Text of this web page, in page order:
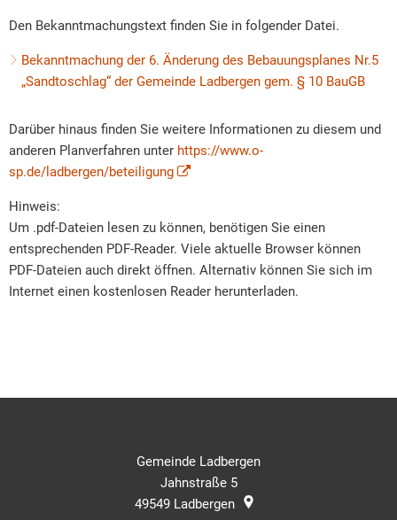
Den Bekanntmachungstext finden Sie in folgender Datei.
Bekanntmachung der 6. Änderung des Bebauungsplanes Nr.5
„Sandtoschlag“ der Gemeinde Ladbergen gem. § 10 BauGB
Darüber hinaus finden Sie weitere Informationen zu diesem und
anderen Planverfahren unter https://www.o-
sp.de/ladbergen/beteiligung
Hinweis:
Um .pdf-Dateien lesen zu können, benötigen Sie einen
entsprechenden PDF-Reader. Viele aktuelle Browser können
PDF-Dateien auch direkt öffnen. Alternativ können Sie sich im
Internet einen kostenlosen Reader herunterladen.
Gemeinde Ladbergen
Jahnstraße 5
49549 Ladbergen